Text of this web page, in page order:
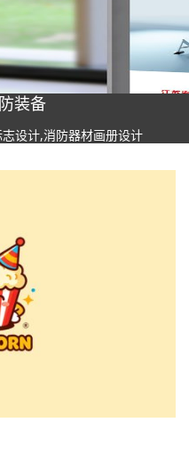
装备
设计,消防器材画册设计